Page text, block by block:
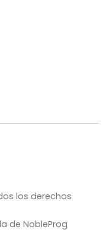
los derechos
de NobleProg